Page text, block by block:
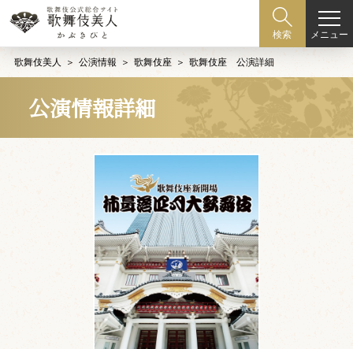
検索 メニュー
歌舞伎美人 公演情報 歌舞伎座 歌舞伎座 公演詳細
公演情報詳細